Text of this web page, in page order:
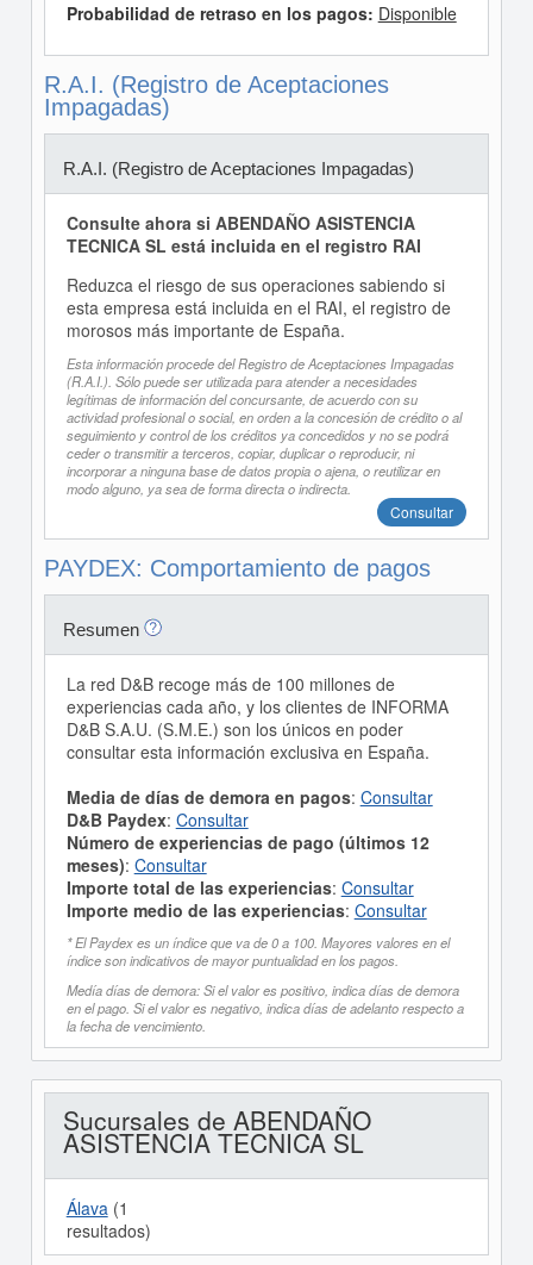
Probabilidad de retraso en los pagos: Disponible
R.A.I. (Registro de Aceptaciones
Impagadas)
R.A.I. (Registro de Aceptaciones Impagadas)
Consulte ahora si ABENDAÑO ASISTENCIA
TECNICA SL está incluida en el registro RAI
Reduzca el riesgo de sus operaciones sabiendo si
esta empresa está incluida en el RAI, el registro de
morosos más importante de España.
Esta información procede del Registro de Aceptaciones Impagadas
(R.A.I.). Sólo puede ser utilizada para atender a necesidades
legítimas de información del concursante, de acuerdo con su
actividad profesional o social, en orden a la concesión de crédito o al
seguimiento y control de los créditos ya concedidos y no se podrá
ceder o transmitir a terceros, copiar, duplicar o reproducir, ni
incorporar a ninguna base de datos propia o ajena, o reutilizar en
modo alguno, ya sea de forma directa o indirecta.
Consultar
PAYDEX: Comportamiento de pagos
Resumen
La red D&B recoge más de 100 millones de
experiencias cada año, y los clientes de INFORMA
D&B S.A.U. (S.M.E.) son los únicos en poder
consultar esta información exclusiva en España.
Media de días de demora en pagos: Consultar
D&B Paydex: Consultar
Número de experiencias de pago (últimos 12
meses): Consultar
Importe total de las experiencias: Consultar
Importe medio de las experiencias: Consultar
* El Paydex es un índice que va de 0 a 100. Mayores valores en el
índice son indicativos de mayor puntualidad en los pagos.
Medía días de demora: Si el valor es positivo, indica días de demora
en el pago. Si el valor es negativo, indica días de adelanto respecto a
la fecha de vencimiento.
Sucursales de ABENDAÑO
ASISTENCIA TECNICA SL
Álava(1
resultados)